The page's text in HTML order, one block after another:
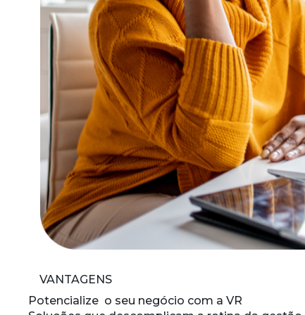
VANTAGENS
Potencialize o seu negócio com a VR